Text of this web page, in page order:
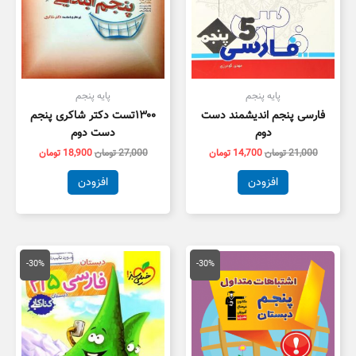
پایه پنجم
فارسی پنجم اندیشمند دست
دوم
21,000تومان14,700 تومان
افزودن
پایه پنجم
۱۳۰۰تست دکتر شاکری پنجم
دست دوم
27,000تومان18,900 تومان
افزودن
-30%
قیمت
23,000 تومان
بود.
قیمت
فعلی
16,100 تومان
-30%
قیمت
اصلی
13,000 تومان
بود.
قیمت
فعلی
است.